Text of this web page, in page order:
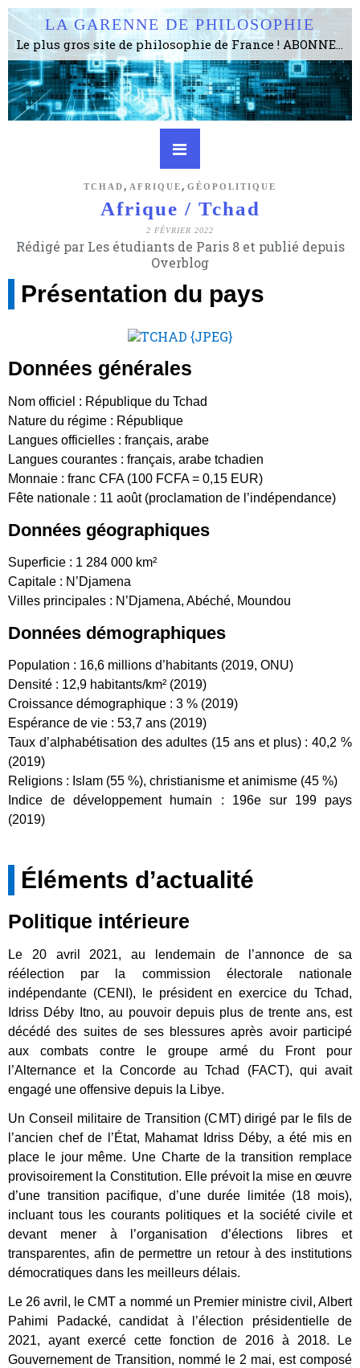
LA GARENNE DE PHILOSOPHIE
Le plus gros site de philosophie de France ! ABONNEZ-VOUS ! 4115 Articles, 1634 abonné·e·s, depuis 2006 . . . . . . . . 2 852 214 pages vues jusqu'à présent. Prestance et être apte à un plus grand nombre de choses.
TCHAD , AFRIQUE , GÉOPOLITIQUE
Afrique / Tchad
2 FÉVRIER 2022
Rédigé par Les étudiants de Paris 8 et publié depuis
Overblog
Présentation du pays
Données générales
Nom officiel : République du Tchad
Nature du régime : République
Langues officielles : français, arabe
Langues courantes : français, arabe tchadien
Monnaie : franc CFA (100 FCFA = 0,15 EUR)
Fête nationale : 11 août (proclamation de l’indépendance)
Données géographiques
Superficie : 1 284 000 km²
Capitale : N’Djamena
Villes principales : N’Djamena, Abéché, Moundou
Données démographiques
Population : 16,6 millions d’habitants (2019, ONU)
Densité : 12,9 habitants/km² (2019)
Croissance démographique : 3 % (2019)
Espérance de vie : 53,7 ans (2019)
Taux d’alphabétisation des adultes (15 ans et plus) : 40,2 %
(2019)
Religions : Islam (55 %), christianisme et animisme (45 %)
Indice de développement humain : 196e sur 199 pays
(2019)
Éléments d’actualité
Politique intérieure
Le 20 avril 2021, au lendemain de l’annonce de sa
réélection par la commission électorale nationale
indépendante (CENI), le président en exercice du Tchad,
Idriss Déby Itno, au pouvoir depuis plus de trente ans, est
décédé des suites de ses blessures après avoir participé
aux combats contre le groupe armé du Front pour
l’Alternance et la Concorde au Tchad (FACT), qui avait
engagé une offensive depuis la Libye.
Un Conseil militaire de Transition (CMT) dirigé par le fils de
l’ancien chef de l’État, Mahamat Idriss Déby, a été mis en
place le jour même. Une Charte de la transition remplace
provisoirement la Constitution. Elle prévoit la mise en œuvre
d’une transition pacifique, d’une durée limitée (18 mois),
incluant tous les courants politiques et la société civile et
devant mener à l’organisation d’élections libres et
transparentes, afin de permettre un retour à des institutions
démocratiques dans les meilleurs délais.
Le 26 avril, le CMT a nommé un Premier ministre civil, Albert
Pahimi Padacké, candidat à l’élection présidentielle de
2021, ayant exercé cette fonction de 2016 à 2018. Le
Gouvernement de Transition, nommé le 2 mai, est composé